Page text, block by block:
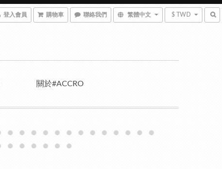
登入會員 購物車 聯絡我們 繁體中文 $ TWD
關於#ACCRO